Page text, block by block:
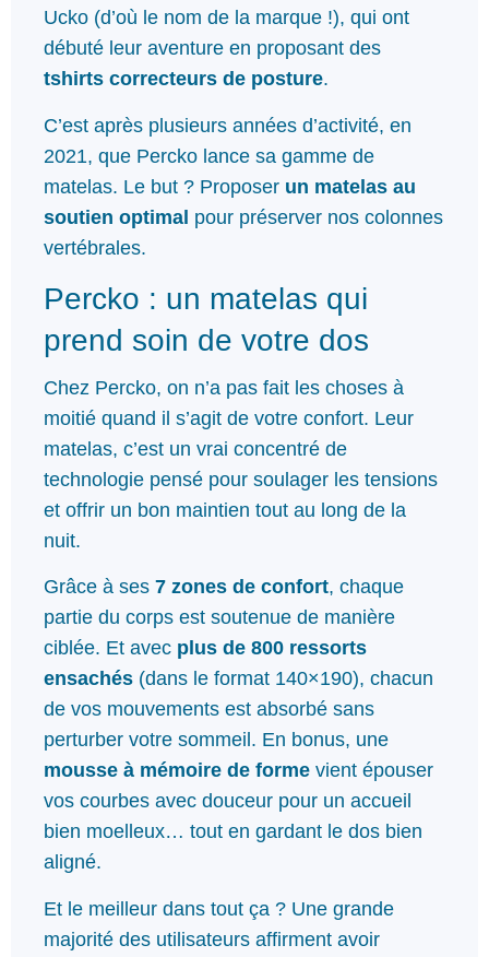
Ucko (d’où le nom de la marque !), qui ont
débuté leur aventure en proposant des
tshirts correcteurs de posture.
C’est après plusieurs années d’activité, en
2021, que Percko lance sa gamme de
matelas. Le but ? Proposer un matelas au
soutien optimal pour préserver nos colonnes
vertébrales.
Percko : un matelas qui
prend soin de votre dos
Chez Percko, on n’a pas fait les choses à
moitié quand il s’agit de votre confort. Leur
matelas, c’est un vrai concentré de
technologie pensé pour soulager les tensions
et offrir un bon maintien tout au long de la
nuit.
Grâce à ses 7 zones de confort, chaque
partie du corps est soutenue de manière
ciblée. Et avec plus de 800 ressorts
ensachés (dans le format 140×190), chacun
de vos mouvements est absorbé sans
perturber votre sommeil. En bonus, une
mousse à mémoire de forme vient épouser
vos courbes avec douceur pour un accueil
bien moelleux… tout en gardant le dos bien
aligné.
Et le meilleur dans tout ça ? Une grande
majorité des utilisateurs affirment avoir